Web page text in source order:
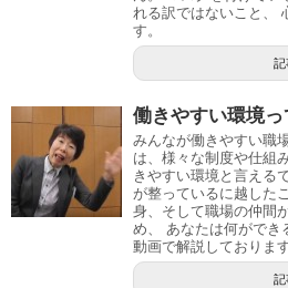
れる訳ではないこと、
す。
記
働きやすい環境っ
みんなが働きやすい職
は、様々な制度や仕組
きやすい環境と言える
が整っているに越した
身、そして職場の仲間
め、 あなたは何ができ
動画で解説しておりま
記